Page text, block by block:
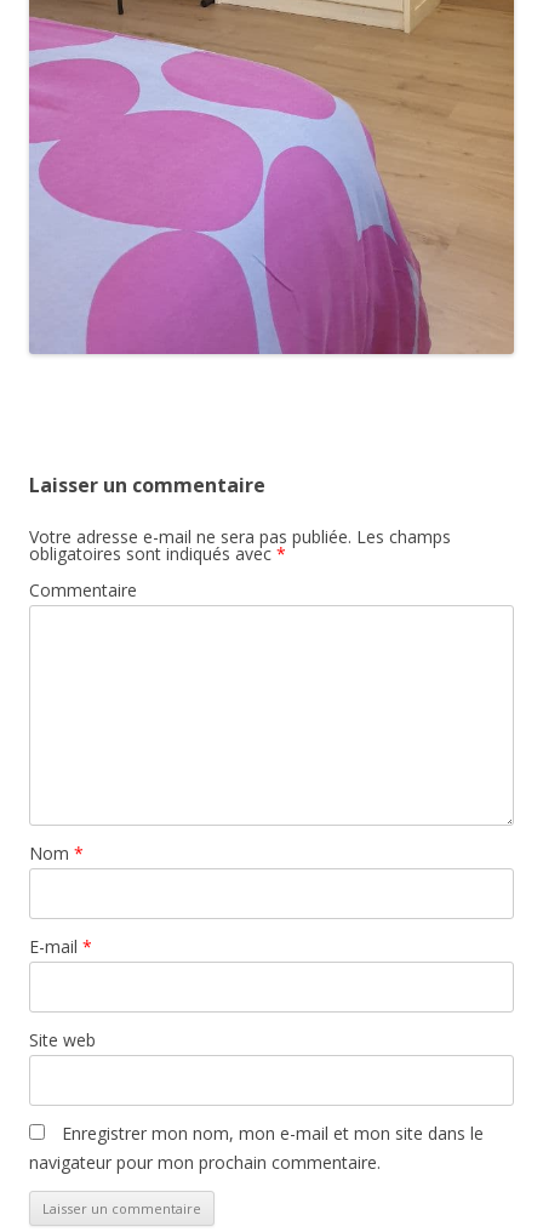
Laisser un commentaire
Votre adresse e-mail ne sera pas publiée. Les champs
obligatoires sont indiqués avec *
Commentaire
Nom *
E-mail *
Site web
Enregistrer mon nom, mon e-mail et mon site dans le
navigateur pour mon prochain commentaire.